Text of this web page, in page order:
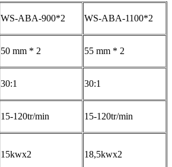
WS-ABA-900*2 WS-ABA-1100*2
50 mm * 2 55 mm * 2
30:1 30:1
15-120tr/min 15-120tr/min
15kwx2 18,5kwx2